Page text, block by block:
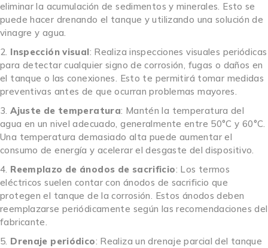
eliminar la acumulación de sedimentos y minerales. Esto se
puede hacer drenando el tanque y utilizando una solución de
vinagre y agua.
Inspección visual: Realiza inspecciones visuales periódicas
para detectar cualquier signo de corrosión, fugas o daños en
el tanque o las conexiones. Esto te permitirá tomar medidas
preventivas antes de que ocurran problemas mayores.
Ajuste de temperatura: Mantén la temperatura del
agua en un nivel adecuado, generalmente entre 50°C y 60°C.
Una temperatura demasiado alta puede aumentar el
consumo de energía y acelerar el desgaste del dispositivo.
Reemplazo de ánodos de sacrificio: Los termos
eléctricos suelen contar con ánodos de sacrificio que
protegen el tanque de la corrosión. Estos ánodos deben
reemplazarse periódicamente según las recomendaciones del
fabricante.
Drenaje periódico: Realiza un drenaje parcial del tanque